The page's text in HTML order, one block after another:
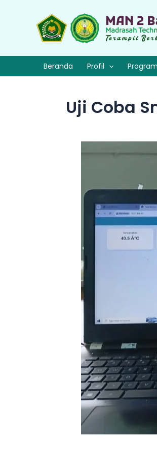
Beranda Profil
Uji Coba